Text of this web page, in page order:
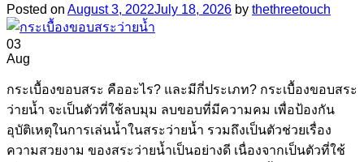
Posted on August 3, 2022July 18, 2026 by thethreetouch
03
Aug
กระเบื้องขอบสระ คืออะไร? และมีกี่ประเภท? กระเบื้องขอบสระ
ว่ายน้ำ จะเป็นตัวที่ใช้ลบมุม ลบขอบที่มีความคม เพื่อป้องกัน
อุบัติเหตุในการเล่นน้ำในสระว่ายน้ำ รวมถึงเป็นตัวช่วยเรื่อง
ความสวยงาม ของสระว่ายน้ำเป็นอย่างดี เนื่องจากเป็นตัวที่ใช้